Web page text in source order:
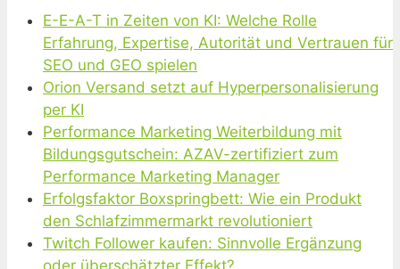
E-E-A-T in Zeiten von KI: Welche Rolle
Erfahrung, Expertise, Autorität und Vertrauen für
SEO und GEO spielen
Orion Versand setzt auf Hyperpersonalisierung
per KI
Performance Marketing Weiterbildung mit
Bildungsgutschein: AZAV-zertifiziert zum
Performance Marketing Manager
Erfolgsfaktor Boxspringbett: Wie ein Produkt
den Schlafzimmermarkt revolutioniert
Twitch Follower kaufen: Sinnvolle Ergänzung
oder überschätzter Effekt?